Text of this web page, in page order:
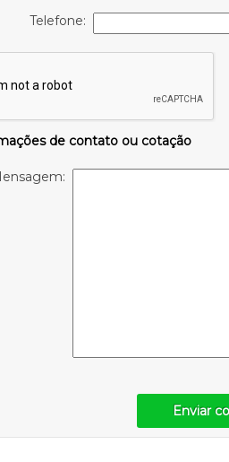
Telefone:
de contato ou cotação
Enviar